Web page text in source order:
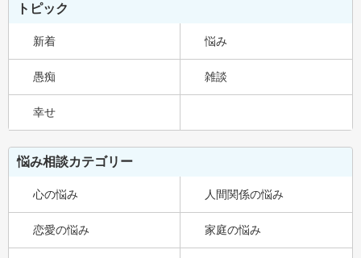
トピック
新着 悩み
愚痴 雑談
幸せ
悩み相談カテゴリー
心の悩み 人間関係の悩み
恋愛の悩み 家庭の悩み